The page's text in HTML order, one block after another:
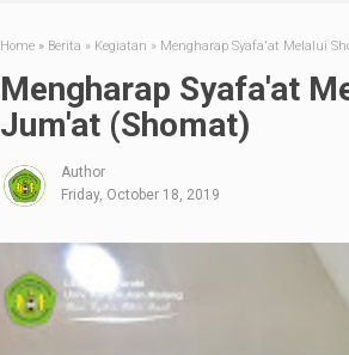
Home » Berita » Kegiatan » Mengharap Syafa'at Melalui
Mengharap Syafa'at
Jum'at (Shomat)
Author
Friday, October 18, 2019